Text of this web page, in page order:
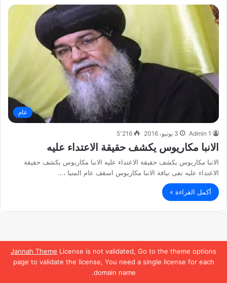
Jannah Theme License is not validated, Go to the theme options
page to validate the license, You need a single license for each
domain name.
عام
Admin 1 3 يونيو، 2016 5٬216
الانبا مكاريوس يكشف حقيقة الاعتداء عليه
الانبا مكاريوس يكشف حقيقة الاعتداء عليه الانبا مكاريوس يكشف حقيقة
الاعتداء عليه نفى نيافة الانبا مكاريوس اسقف عام المنيا ،…
أكمل القراءة »